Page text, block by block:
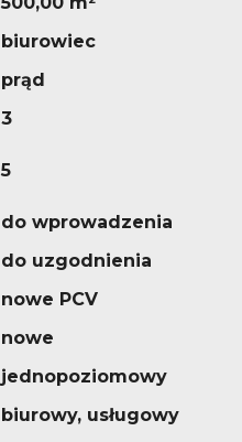
biurowiec
prąd
3
5
do wprowadzenia
do uzgodnienia
nowe PCV
nowe
jednopoziomowy
biurowy, usługowy